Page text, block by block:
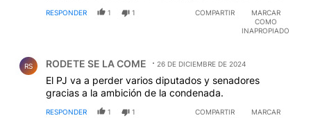
RESPONDER 1 1 COMPARTIR
MARCAR
COMO
INAPROPIADO
RS RODETE SE LA COME 26 DE DICIEMBRE DE 2024
El PJ va a perder varios diputados y senadores
gracias a la ambición de la condenada.
RESPONDER 1 1 COMPARTIR
MARCAR